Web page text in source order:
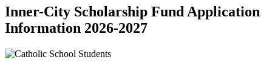
Inner-City Scholarship Fund Application
Information 2026-2027